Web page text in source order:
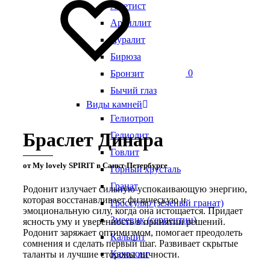
Аметист
Аргиллит
Ауралит
Бирюза
Бронзит
Бычий глаз
Виды камней
Гелиотроп
Гелиолит
Говлит
Горный хрусталь
Гранат
Гроссуляр (зеленый гранат)
Змеевик (серпентин)
Кальцит
Кахолонг
0
Браслет Динара
от My lovely SPIRIT в Санкт-Петербурге
Родонит излучает сильную успокаивающую энергию,
которая восстанавливает физическую и
эмоциональную силу, когда она истощается. Придает
ясность уму и уверенность в принятии решений.
Родонит заряжает оптимизмом, помогает преодолеть
сомнения и сделать первый шаг. Развивает скрытые
таланты и лучшие стороны личности.